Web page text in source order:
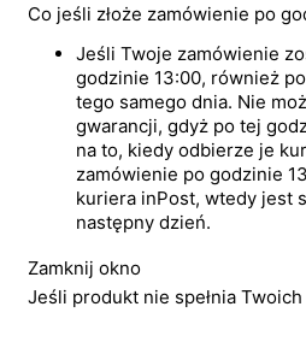
Co jeśli złoże zamówienie po
Jeśli Twoje zamówienie
godzinie 13:00, również
tego samego dnia. Nie
gwarancji, gdyż po tej
na to, kiedy odbierze je
zamówienie po godzinie
kuriera inPost, wtedy jest
następny dzień.
Zamknij okno
Jeśli produkt nie spełnia